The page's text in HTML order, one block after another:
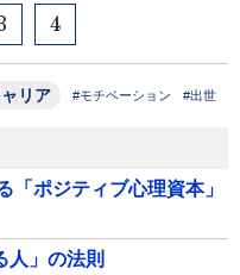
4
リア #モチベーション #出世
「ポジティブ心理資本」
人」の法則